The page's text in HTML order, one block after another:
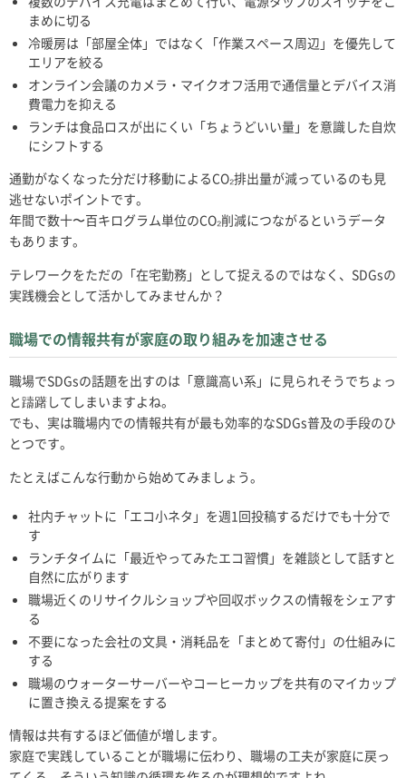
まめに切る
冷暖房は「部屋全体」ではなく「作業スペース周辺」を優先して
エリアを絞る
オンライン会議のカメラ・マイクオフ活用で通信量とデバイス消
費電力を抑える
ランチは食品ロスが出にくい「ちょうどいい量」を意識した自炊
にシフトする
通勤がなくなった分だけ移動によるCO₂排出量が減っているのも見
逃せないポイントです。
年間で数十〜百キログラム単位のCO₂削減につながるというデータ
もあります。
テレワークをただの「在宅勤務」として捉えるのではなく、SDGsの
実践機会として活かしてみませんか？
職場での情報共有が家庭の取り組みを加速させる
職場でSDGsの話題を出すのは「意識高い系」に見られそうでちょっ
と躊躇してしまいますよね。
でも、実は職場内での情報共有が最も効率的なSDGs普及の手段のひ
とつです。
たとえばこんな行動から始めてみましょう。
社内チャットに「エコ小ネタ」を週1回投稿するだけでも十分で
す
ランチタイムに「最近やってみたエコ習慣」を雑談として話すと
自然に広がります
職場近くのリサイクルショップや回収ボックスの情報をシェアす
る
不要になった会社の文具・消耗品を「まとめて寄付」の仕組みに
する
職場のウォーターサーバーやコーヒーカップを共有のマイカップ
に置き換える提案をする
情報は共有するほど価値が増します。
家庭で実践していることが職場に伝わり、職場の工夫が家庭に戻っ